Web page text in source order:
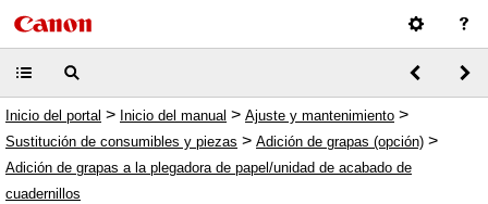
Inicio del portal > Inicio del manual > Ajuste y mantenimiento >
Sustitución de consumibles y piezas > Adición de grapas (opción) >
Adición de grapas a la plegadora de papel/unidad de acabado de
cuadernillos